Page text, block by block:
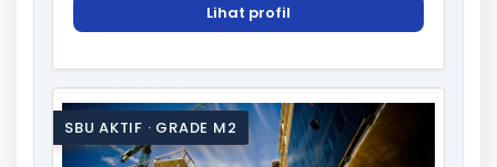
Lihat profil
SBU AKTIF · GRADE M2